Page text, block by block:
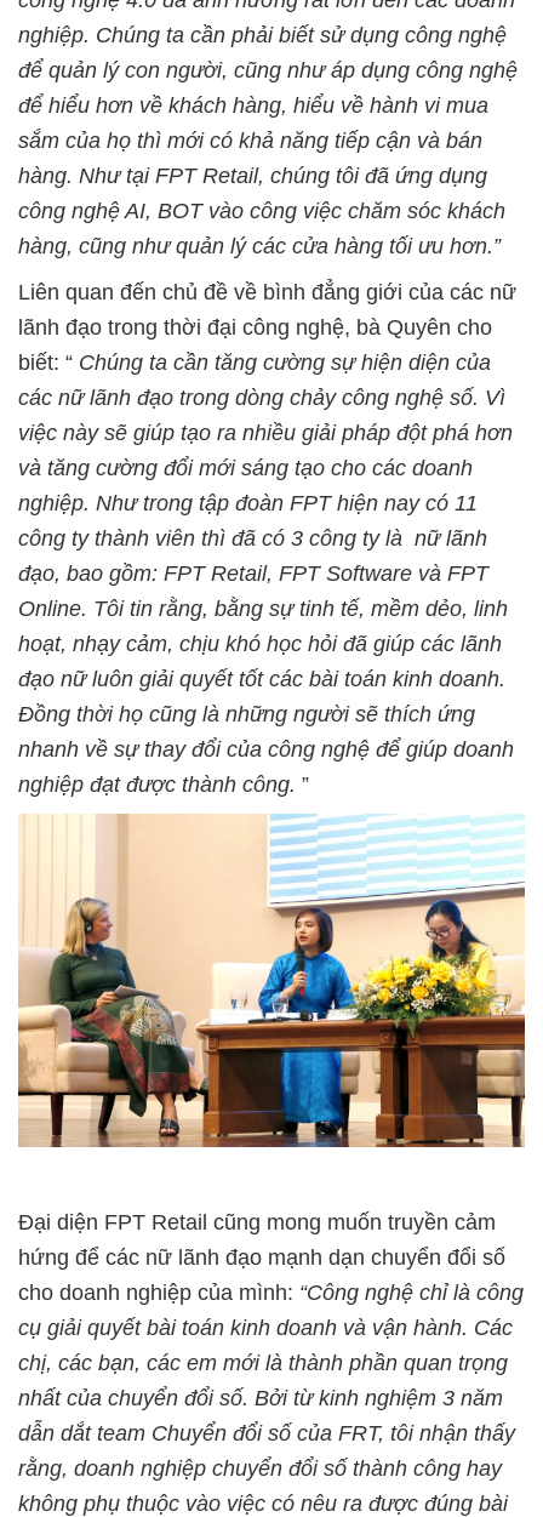
nghiệp. Chúng ta cần phải biết sử dụng công nghệ
để quản lý con người, cũng như áp dụng công nghệ
để hiểu hơn về khách hàng, hiểu về hành vi mua
sắm của họ thì mới có khả năng tiếp cận và bán
hàng. Như tại FPT Retail, chúng tôi đã ứng dụng
công nghệ AI, BOT vào công việc chăm sóc khách
hàng, cũng như quản lý các cửa hàng tối ưu hơn.”
Liên quan đến chủ đề về bình đẳng giới của các nữ
lãnh đạo trong thời đại công nghệ, bà Quyên cho
biết: “ Chúng ta cần tăng cường sự hiện diện của
các nữ lãnh đạo trong dòng chảy công nghệ số. Vì
việc này sẽ giúp tạo ra nhiều giải pháp đột phá hơn
và tăng cường đổi mới sáng tạo cho các doanh
nghiệp. Như trong tập đoàn FPT hiện nay có 11
công ty thành viên thì đã có 3 công ty là nữ lãnh
đạo, bao gồm: FPT Retail, FPT Software và FPT
Online. Tôi tin rằng, bằng sự tinh tế, mềm dẻo, linh
hoạt, nhạy cảm, chịu khó học hỏi đã giúp các lãnh
đạo nữ luôn giải quyết tốt các bài toán kinh doanh.
Đồng thời họ cũng là những người sẽ thích ứng
nhanh về sự thay đổi của công nghệ để giúp doanh
nghiệp đạt được thành công. ”
Đại diện FPT Retail cũng mong muốn truyền cảm
hứng để các nữ lãnh đạo mạnh dạn chuyển đổi số
cho doanh nghiệp của mình: “Công nghệ chỉ là công
cụ giải quyết bài toán kinh doanh và vận hành. Các
chị, các bạn, các em mới là thành phần quan trọng
nhất của chuyển đổi số. Bởi từ kinh nghiệm 3 năm
dẫn dắt team Chuyển đổi số của FRT, tôi nhận thấy
rằng, doanh nghiệp chuyển đổi số thành công hay
không phụ thuộc vào việc có nêu ra được đúng bài